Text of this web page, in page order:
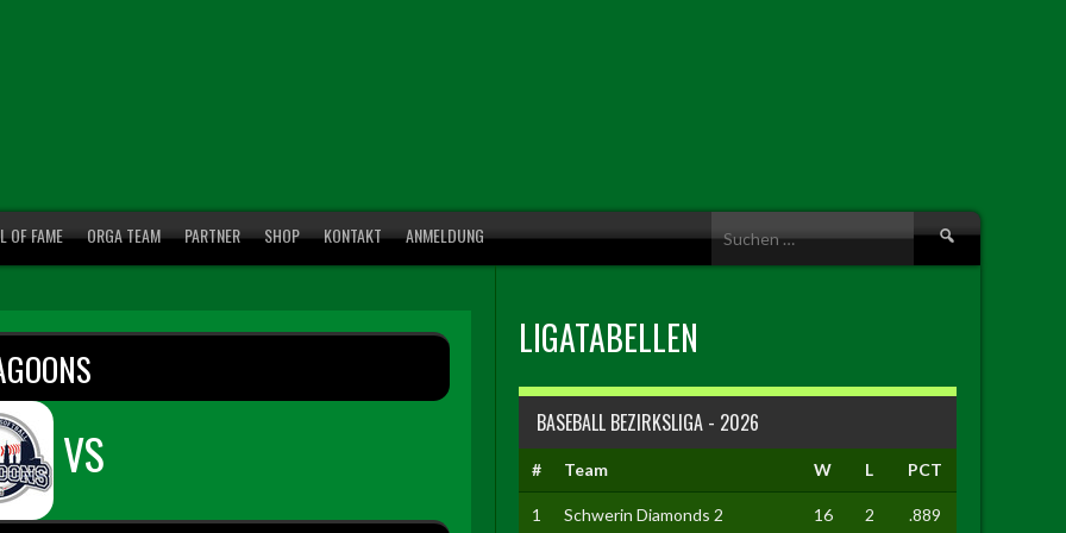
OF FAME ORGA TEAM PARTNER SHOP KONTAKT ANMELDUNG
Suche
VS
LIGATABELLEN
BASEBALL BEZIRKSLIGA - 2026
# Team W L PCT
1 Schwerin Diamonds 2 16 2 .889